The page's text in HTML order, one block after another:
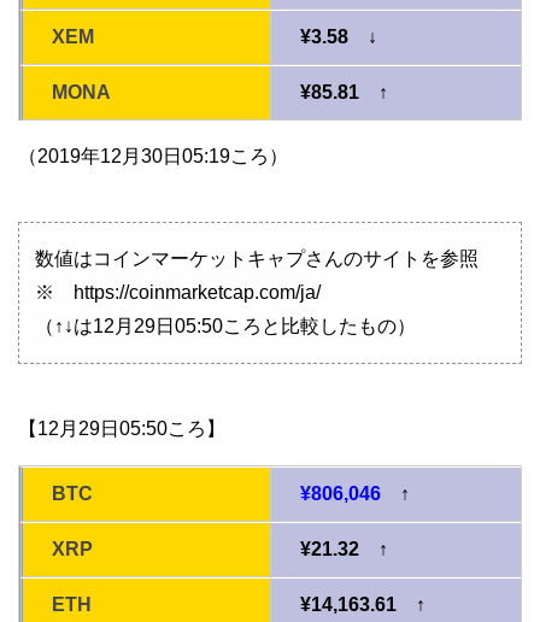
XEM ¥3.58 ↓
MONA ¥85.81 ↑
（2019年12月30日05:19ころ）
数値はコインマーケットキャプさんのサイトを参照
※ https://coinmarketcap.com/ja/
（↑↓は12月29日05:50ころと比較したもの）
【12月29日05:50ころ】
BTC ¥806,046 ↑
XRP ¥21.32 ↑
ETH ¥14,163.61 ↑